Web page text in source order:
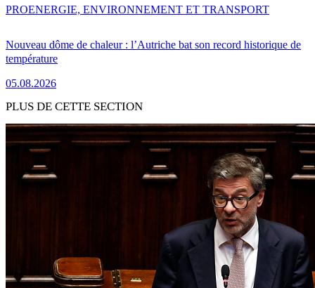
Nouveau dôme de chaleur : l’Autriche bat son record historique de
température
05.08.2026
PROENERGIE, ENVIRONNEMENT ET TRANSPORT
PLUS DE CETTE SECTION